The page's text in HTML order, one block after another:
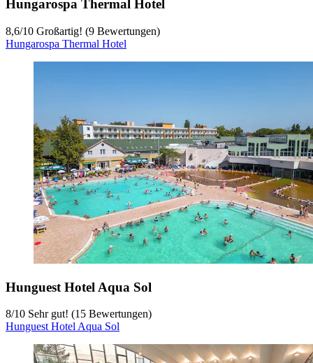
Hungarospa Thermal Hotel
8,6/10 Großartig! (9 Bewertungen)
Hungarospa Thermal Hotel
Hunguest Hotel Aqua Sol
8/10 Sehr gut! (15 Bewertungen)
Hunguest Hotel Aqua Sol